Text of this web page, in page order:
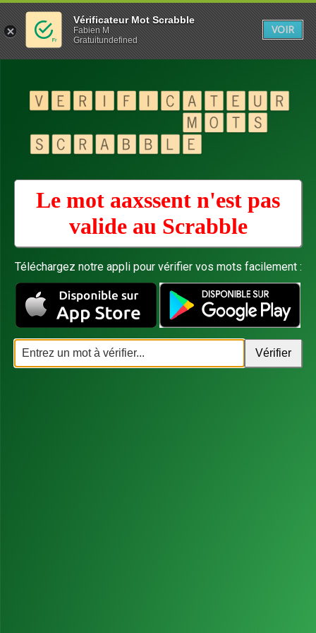
Le mot aaxssent n'est pas
valide au Scrabble
Téléchargez notre appli pour vérifier vos mots facilement :
Vérificateur Mot Scrabble
Fabien M
Gratuitundefined
VOIR